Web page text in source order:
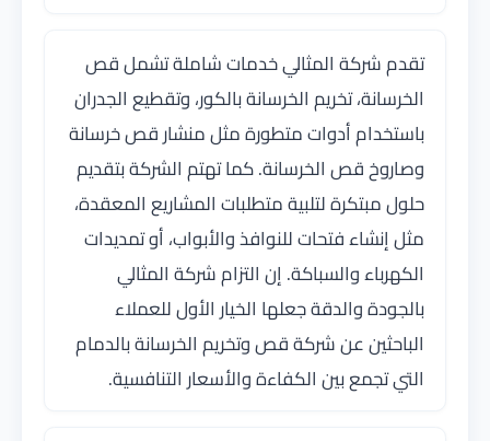
تقدم شركة المثالي خدمات شاملة تشمل قص
الخرسانة، تخريم الخرسانة بالكور، وتقطيع الجدران
باستخدام أدوات متطورة مثل منشار قص خرسانة
وصاروخ قص الخرسانة. كما تهتم الشركة بتقديم
حلول مبتكرة لتلبية متطلبات المشاريع المعقدة،
مثل إنشاء فتحات للنوافذ والأبواب، أو تمديدات
الكهرباء والسباكة. إن التزام شركة المثالي
بالجودة والدقة جعلها الخيار الأول للعملاء
الباحثين عن شركة قص وتخريم الخرسانة بالدمام
التي تجمع بين الكفاءة والأسعار التنافسية.